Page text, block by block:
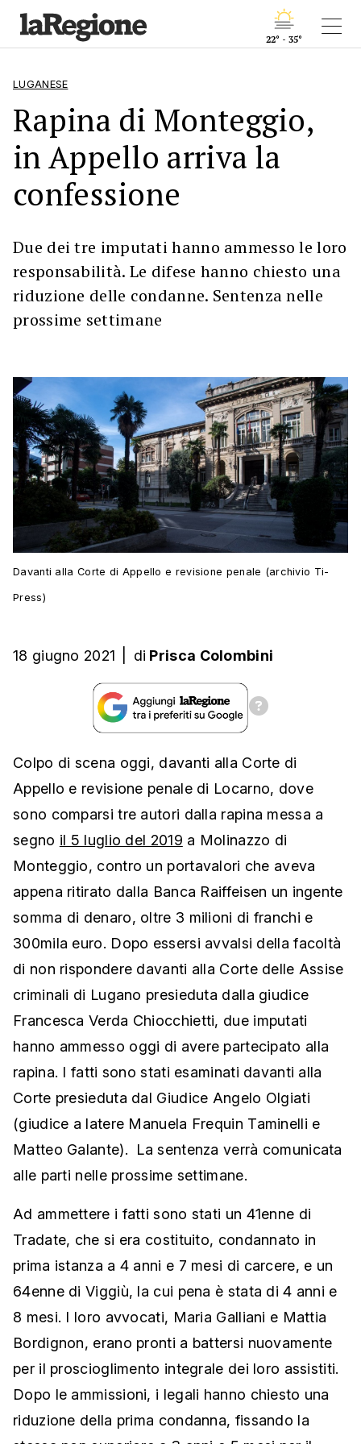
22° - 35°
LUGANESE
Rapina di Monteggio,
in Appello arriva la
confessione
Due dei tre imputati hanno ammesso le loro
responsabilità. Le difese hanno chiesto una
riduzione delle condanne. Sentenza nelle
prossime settimane
Davanti alla Corte di Appello e revisione penale (archivio Ti-
Press)
18 giugno 2021 di Prisca Colombini
Colpo di scena oggi, davanti alla Corte di
Appello e revisione penale di Locarno, dove
sono comparsi tre autori dalla rapina messa a
segno il 5 luglio del 2019 a Molinazzo di
Monteggio, contro un portavalori che aveva
appena ritirato dalla Banca Raiffeisen un ingente
somma di denaro, oltre 3 milioni di franchi e
300mila euro. Dopo essersi avvalsi della facoltà
di non rispondere davanti alla Corte delle Assise
criminali di Lugano presieduta dalla giudice
Francesca Verda Chiocchietti, due imputati
hanno ammesso oggi di avere partecipato alla
rapina. I fatti sono stati esaminati davanti alla
Corte presieduta dal Giudice Angelo Olgiati
(giudice a latere Manuela Frequin Taminelli e
Matteo Galante). La sentenza verrà comunicata
alle parti nelle prossime settimane.
Ad ammettere i fatti sono stati un 41enne di
Tradate, che si era costituito, condannato in
prima istanza a 4 anni e 7 mesi di carcere, e un
64enne di Viggiù, la cui pena è stata di 4 anni e
8 mesi. I loro avvocati, Maria Galliani e Mattia
Bordignon, erano pronti a battersi nuovamente
per il proscioglimento integrale dei loro assistiti.
Dopo le ammissioni, i legali hanno chiesto una
riduzione della prima condanna, fissando la